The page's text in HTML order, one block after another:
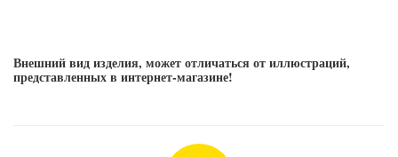
картридж).
Внешний вид изделия, может отличаться от иллюстраций,
представленных в интернет-магазине!